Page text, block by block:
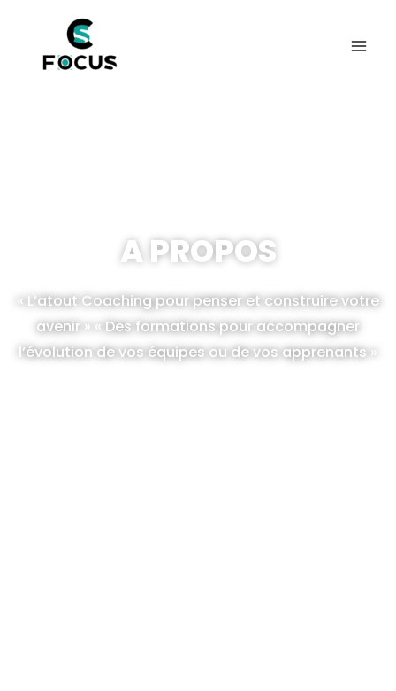
A PROPOS
« L’atout Coaching pour penser et construire votre
avenir » « Des formations pour accompagner
l’évolution de vos équipes ou de vos apprenants »